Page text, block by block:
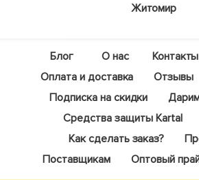
Житомир
Блог О нас Контакты
Оплата и доставка
Отзывы
Подписка на скидки
Средства защиты Kartal
Как сделать заказ?
Поставщикам
Оптовый